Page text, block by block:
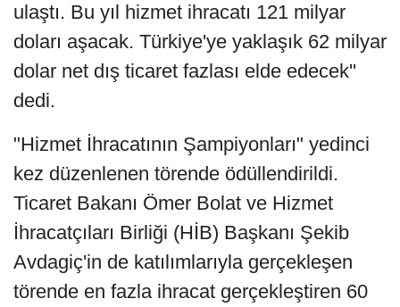
ulaştı. Bu yıl hizmet ihracatı 121 milyar
doları aşacak. Türkiye'ye yaklaşık 62 milyar
dolar net dış ticaret fazlası elde edecek''
dedi.
"Hizmet İhracatının Şampiyonları" yedinci
kez düzenlenen törende ödüllendirildi.
Ticaret Bakanı Ömer Bolat ve Hizmet
İhracatçıları Birliği (HİB) Başkanı Şekib
Avdagiç'in de katılımlarıyla gerçekleşen
törende en fazla ihracat gerçekleştiren 60